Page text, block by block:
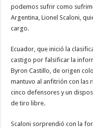
podemos sufrir como
Argentina, Lionel Scaloni,
cargo.
Ecuador, que inició la
castigo por falsificar la
Byron Castillo, de origen
mantuvo al anfitrión con las
cinco defensores y un
de tiro libre.
Scaloni sorprendió con la